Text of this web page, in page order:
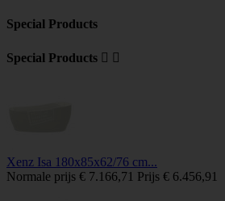
Special Products
Special Products  
Xenz Isa 180x85x62/76 cm...
Normale prijs € 7.166,71 Prijs € 6.456,91